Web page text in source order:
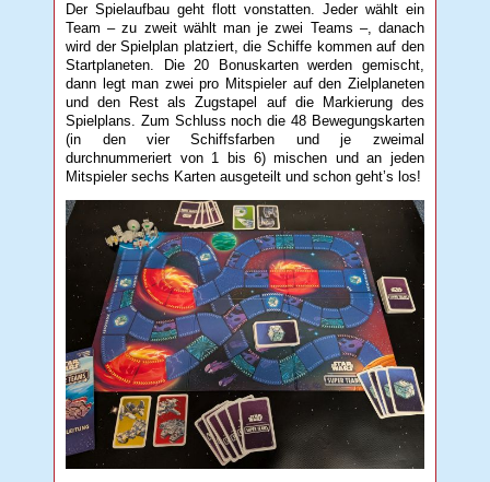
Der Spielaufbau geht flott vonstatten. Jeder wählt ein
Team – zu zweit wählt man je zwei Teams –, danach
wird der Spielplan platziert, die Schiffe kommen auf den
Startplaneten. Die 20 Bonuskarten werden gemischt,
dann legt man zwei pro Mitspieler auf den Zielplaneten
und den Rest als Zugstapel auf die Markierung des
Spielplans. Zum Schluss noch die 48 Bewegungskarten
(in den vier Schiffsfarben und je zweimal
durchnummeriert von 1 bis 6) mischen und an jeden
Mitspieler sechs Karten ausgeteilt und schon geht’s los!